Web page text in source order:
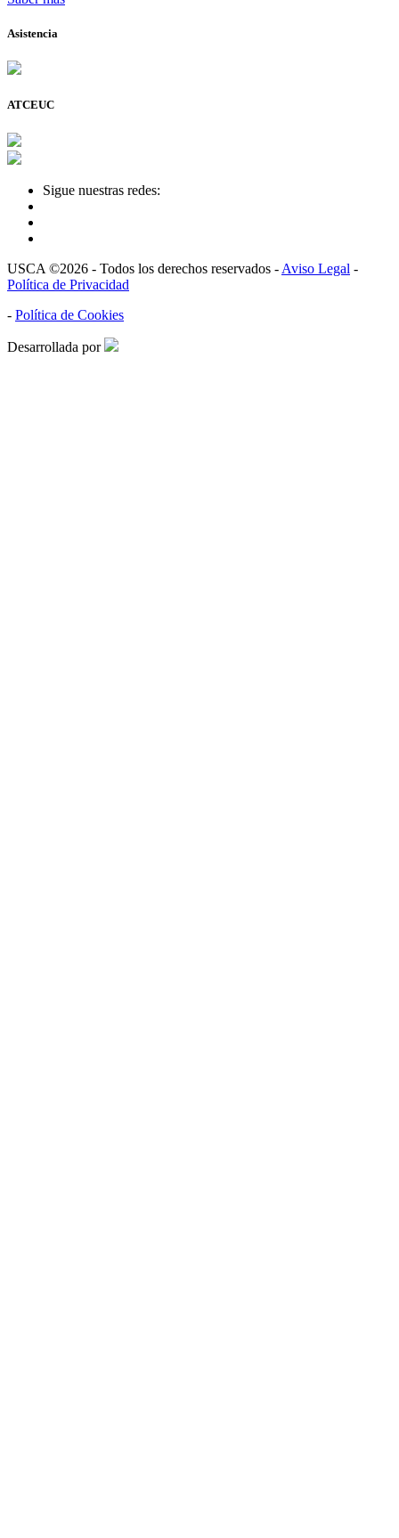
Asistencia
ATCEUC
Sigue nuestras redes:
USCA ©2026 - Todos los derechos reservados - Aviso Legal -
Política de Privacidad
- Política de Cookies
Desarrollada por